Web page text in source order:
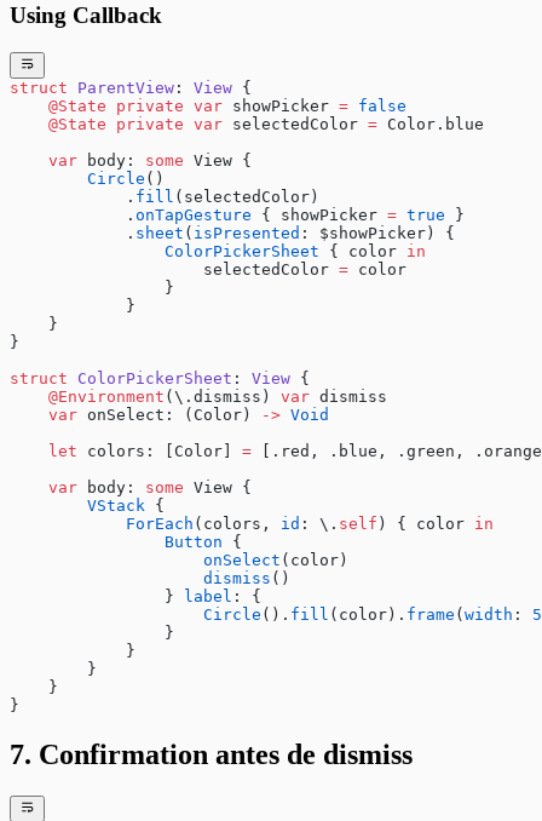
Using Callback
struct ParentView : View {
    @State
private var showPicker = false
    @State
private var selectedColor = Color.blue
    var
body: some View {
        Circle
()
            .
fill (selectedColor)
            .
onTapGesture { showPicker = true }
            .
sheet ( isPresented : $showPicker) {
                ColorPickerSheet
{ color in
                    selectedColor
= color
                }
            }
    }
}
struct ColorPickerSheet : View {
    @Environment
(\.dismiss) var dismiss
    var
onSelect: (Color) -> Void
    let
colors: [Color] = [.red, .blue, .green,
    var
body: some View {
        VStack
{
            ForEach
(colors, id : \. self ) { color in
                Button
{
                    onSelect
(color)
                    dismiss
()
                }
label : {
                    Circle
(). fill (color). frame ( width :
                }
            }
        }
    }
}
7. Confirmation antes de dismiss